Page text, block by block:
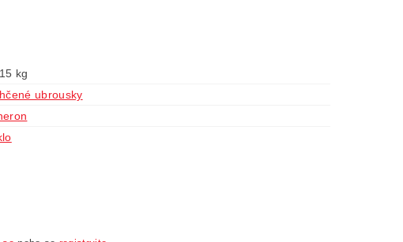
kg
ubrousky